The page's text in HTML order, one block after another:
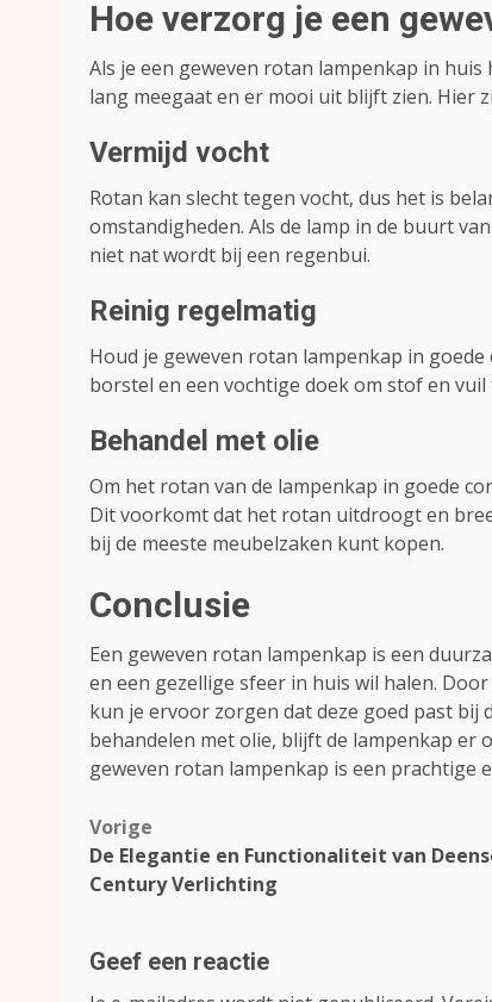
Hoe verzorg je een
Als je een geweven rotan lampenkap in
lang meegaat en er mooi uit blijft zien. Hier
Vermijd vocht
Rotan kan slecht tegen vocht, dus het is
omstandigheden. Als de lamp in de buurt
niet nat wordt bij een regenbui.
Reinig regelmatig
Houd je geweven rotan lampenkap in
borstel en een vochtige doek om stof en vuil
Behandel met olie
Om het rotan van de lampenkap in goede
Dit voorkomt dat het rotan uitdroogt en
bij de meeste meubelzaken kunt kopen.
Conclusie
Een geweven rotan lampenkap is een
en een gezellige sfeer in huis wil halen.
kun je ervoor zorgen dat deze goed past
behandelen met olie, blijft de lampenkap er
geweven rotan lampenkap is een prachtige
Bericht
navigatie
Vorige
De Elegantie en Functionaliteit van
Century Verlichting
Geef een reactie